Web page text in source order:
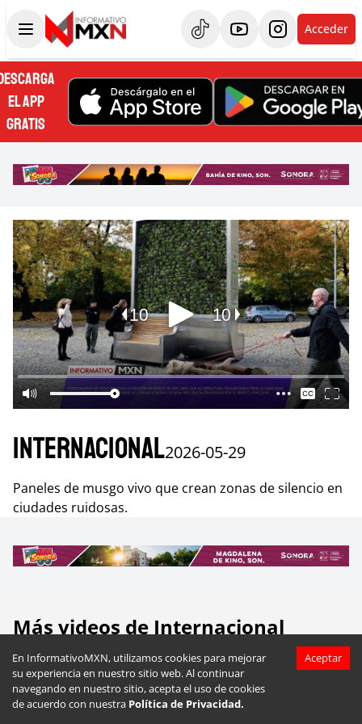
En InformativoMXN, utilizamos cookies para mejorar
su experiencia en nuestro sitio web. Al continuar
navegando en nuestro sitio, acepta el uso de cookies
de acuerdo con nuestra Política de Privacidad.
Aceptar
Acceder
EL APP
GRATIS
Internacional2026-05-29
Paneles de musgo vivo que crean zonas de silencio en
ciudades ruidosas.
Más videos de Internacional